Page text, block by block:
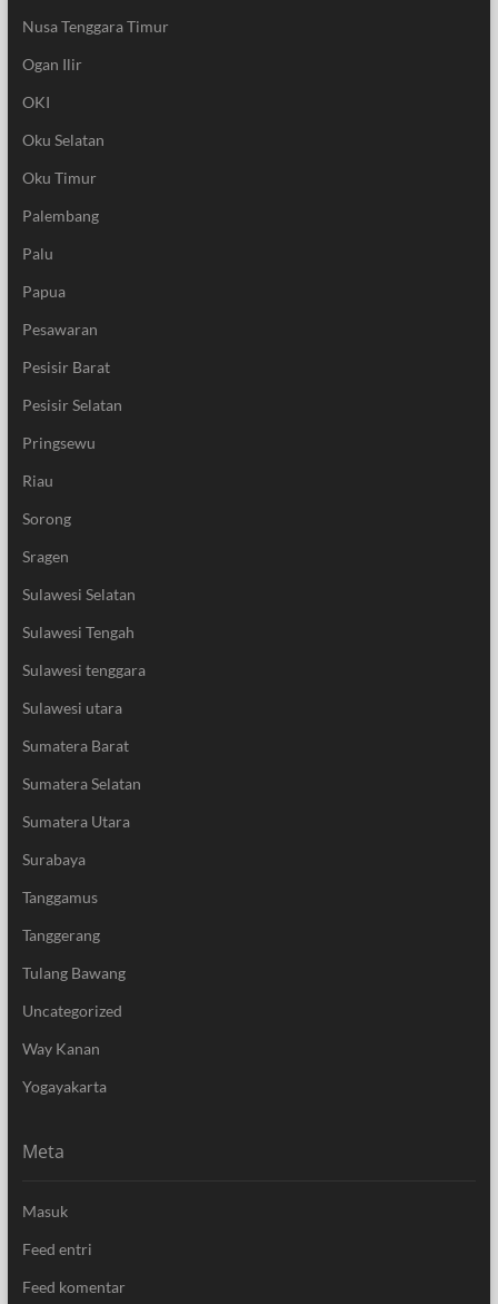
Nusa Tenggara Timur
Ogan Ilir
OKI
Oku Selatan
Oku Timur
Palembang
Palu
Papua
Pesawaran
Pesisir Barat
Pesisir Selatan
Pringsewu
Riau
Sorong
Sragen
Sulawesi Selatan
Sulawesi Tengah
Sulawesi tenggara
Sulawesi utara
Sumatera Barat
Sumatera Selatan
Sumatera Utara
Surabaya
Tanggamus
Tanggerang
Tulang Bawang
Uncategorized
Way Kanan
Yogayakarta
Meta
Masuk
Feed entri
Feed komentar